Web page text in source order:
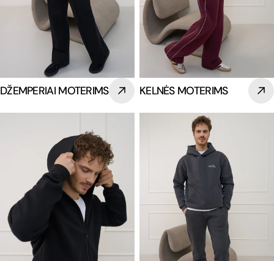
DŽEMPERIAI MOTERIMS KELNĖS MOTERIMS